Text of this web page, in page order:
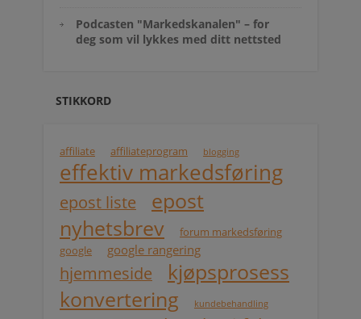
Podcasten "Markedskanalen" – for
deg som vil lykkes med ditt nettsted
STIKKORD
affiliate affiliateprogram blogging
effektiv markedsføring
epost liste
epost
nyhetsbrev
forum markedsføring
google
google rangering
hjemmeside
kjøpsprosess
konvertering
kundebehandling